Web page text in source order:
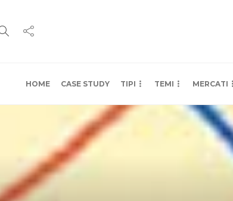
HOME CASE STUDY TIPI TEMI MERCATI